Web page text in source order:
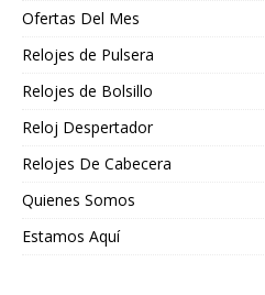
Ofertas Del Mes
Relojes de Pulsera
Relojes de Bolsillo
Reloj Despertador
Relojes De Cabecera
Quienes Somos
Estamos Aquí